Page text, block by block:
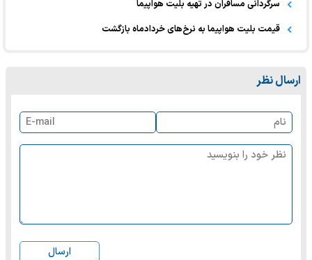
سرگردانی مسافران در تهیه بلیت هواپیما
قیمت بلیت هواپیما به نرخ‌های خردادماه بازگشت
ارسال نظر
ارسال